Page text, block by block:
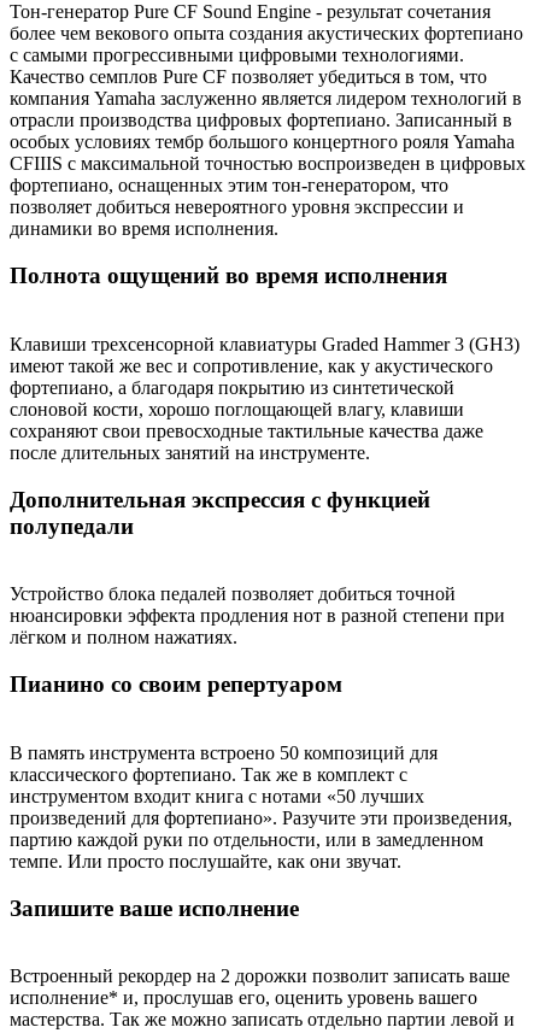
Тон-генератор Pure CF Sound Engine - результат сочетания
более чем векового опыта создания акустических фортепиано
с самыми прогрессивными цифровыми технологиями.
Качество семплов Pure CF позволяет убедиться в том, что
компания Yamaha заслуженно является лидером технологий в
отрасли производства цифровых фортепиано. Записанный в
особых условиях тембр большого концертного рояля Yamaha
CFIIIS с максимальной точностью воспроизведен в цифровых
фортепиано, оснащенных этим тон-генератором, что
позволяет добиться невероятного уровня экспрессии и
динамики во время исполнения.
Полнота ощущений во время исполнения
Клавиши трехсенсорной клавиатуры Graded Hammer 3 (GH3)
имеют такой же вес и сопротивление, как у акустического
фортепиано, а благодаря покрытию из синтетической
слоновой кости, хорошо поглощающей влагу, клавиши
сохраняют свои превосходные тактильные качества даже
после длительных занятий на инструменте.
Дополнительная экспрессия с функцией
полупедали
Устройство блока педалей позволяет добиться точной
нюансировки эффекта продления нот в разной степени при
лёгком и полном нажатиях.
Пианино со своим репертуаром
В память инструмента встроено 50 композиций для
классического фортепиано. Так же в комплект с
инструментом входит книга с нотами «50 лучших
произведений для фортепиано». Разучите эти произведения,
партию каждой руки по отдельности, или в замедленном
темпе. Или просто послушайте, как они звучат.
Запишите ваше исполнение
Встроенный рекордер на 2 дорожки позволит записать ваше
исполнение* и, прослушав его, оценить уровень вашего
мастерства. Так же можно записать отдельно партии левой и